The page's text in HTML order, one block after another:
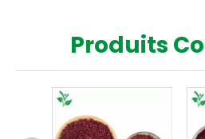
Produits